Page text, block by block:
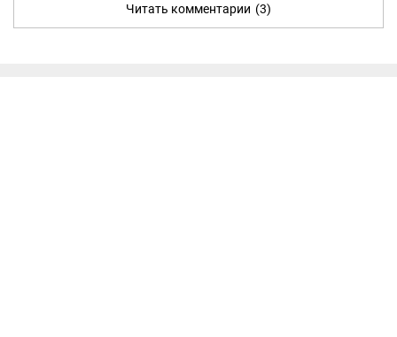
Читать комментарии (3)